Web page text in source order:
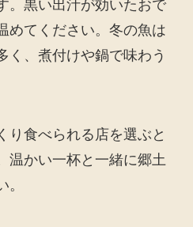
。黒い出汁が効いたおで
めてください。冬の魚は
く、煮付けや鍋で味わう
り食べられる店を選ぶと
温かい一杯と一緒に郷土